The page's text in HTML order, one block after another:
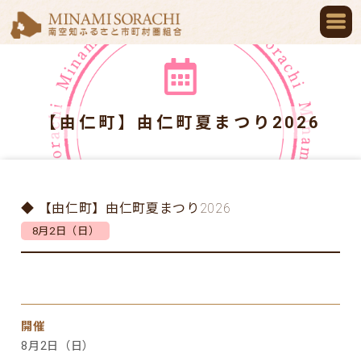
【由仁町】由仁町夏まつり2026
◆ 【由仁町】由仁町夏まつり2026
8月2日（日）
開催
8月2日（日）